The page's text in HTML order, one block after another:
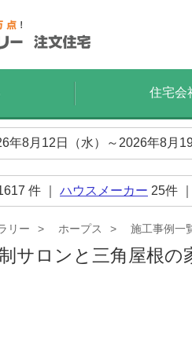
住宅会
年8月12日（水）～2026年8月
件 ｜ ハウスメーカー 25件
リー ホープス 施工事例一
サロンと三角屋根の